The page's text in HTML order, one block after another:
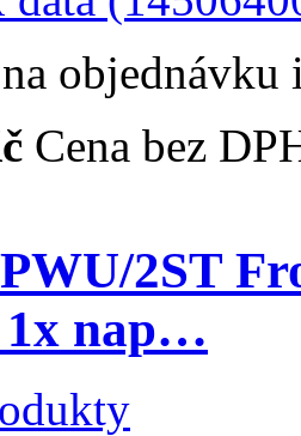
na objednávku
Cena bez
2ST
1x nap…